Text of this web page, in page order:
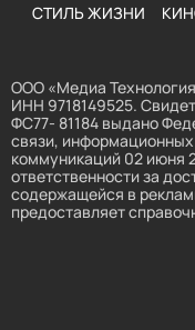
СТИЛЬ ЖИЗНИ
ООО «Медиа
ИНН 9718149525.
ФС77- 81184 выдано
связи,
коммуникаций 02 июня
ответственности за
содержащейся в
предоставляет